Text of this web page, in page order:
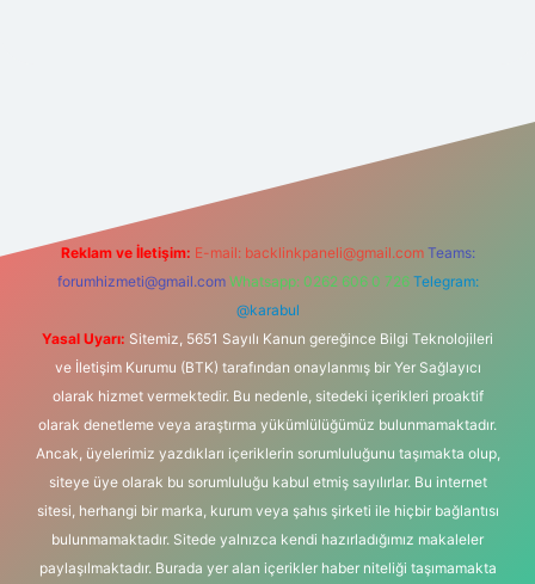
Reklam ve İletişim: E-mail: backlinkpaneli@gmail.com Teams:
forumhizmeti@gmail.com Whatsapp: 0262 606 0 726 Telegram:
@karabul
Yasal Uyarı: Sitemiz, 5651 Sayılı Kanun gereğince Bilgi Teknolojileri
ve İletişim Kurumu (BTK) tarafından onaylanmış bir Yer Sağlayıcı
olarak hizmet vermektedir. Bu nedenle, sitedeki içerikleri proaktif
olarak denetleme veya araştırma yükümlülüğümüz bulunmamaktadır.
Ancak, üyelerimiz yazdıkları içeriklerin sorumluluğunu taşımakta olup,
siteye üye olarak bu sorumluluğu kabul etmiş sayılırlar. Bu internet
sitesi, herhangi bir marka, kurum veya şahıs şirketi ile hiçbir bağlantısı
bulunmamaktadır. Sitede yalnızca kendi hazırladığımız makaleler
paylaşılmaktadır. Burada yer alan içerikler haber niteliği taşımamakta